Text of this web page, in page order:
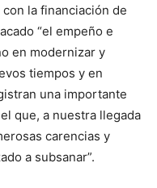
la financiación de
“el empeño e
en modernizar y
tiempos y en
una importante
que, a nuestra llegada
carencias y
a subsanar”.